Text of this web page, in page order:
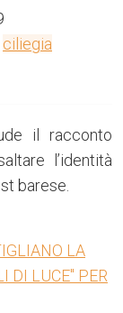
ciliegia
il racconto
l’identità
barese.